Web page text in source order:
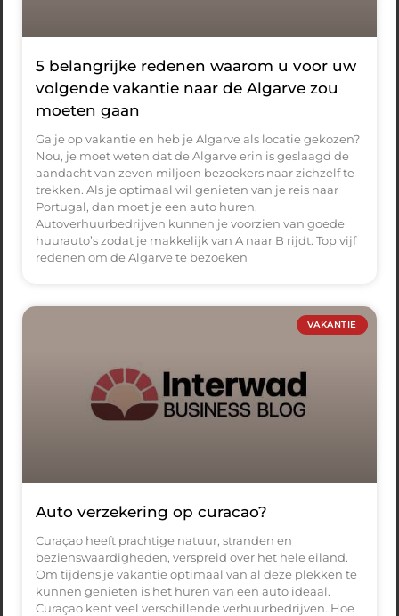
5 belangrijke redenen waarom u voor uw
volgende vakantie naar de Algarve zou
moeten gaan
Ga je op vakantie en heb je Algarve als locatie gekozen?
Nou, je moet weten dat de Algarve erin is geslaagd de
aandacht van zeven miljoen bezoekers naar zichzelf te
trekken. Als je optimaal wil genieten van je reis naar
Portugal, dan moet je een auto huren.
Autoverhuurbedrijven kunnen je voorzien van goede
huurauto’s zodat je makkelijk van A naar B rijdt. Top vijf
redenen om de Algarve te bezoeken
VAKANTIE
Auto verzekering op curacao?
Curaçao heeft prachtige natuur, stranden en
bezienswaardigheden, verspreid over het hele eiland.
Om tijdens je vakantie optimaal van al deze plekken te
kunnen genieten is het huren van een auto ideaal.
Curaçao kent veel verschillende verhuurbedrijven. Hoe